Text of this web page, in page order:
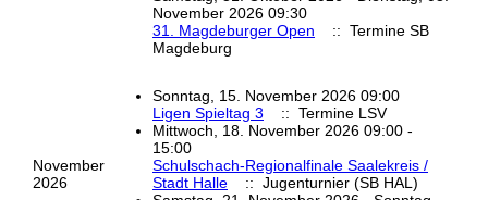
November 2026 09:30
31. Magdeburger Open
:: Termine SB
Magdeburg
November
2026
Sonntag, 15. November 2026 09:00
Ligen Spieltag 3
:: Termine LSV
Mittwoch, 18. November 2026 09:00 -
15:00
Schulschach-Regionalfinale Saalekreis /
Stadt Halle
:: Jugenturnier (SB HAL)